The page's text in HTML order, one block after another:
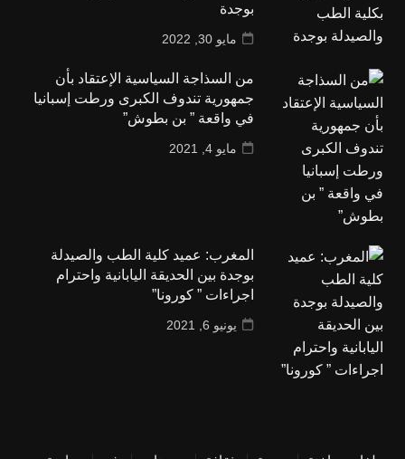
بوجدة
مايو 30, 2022
من السذاجة السياسية الإعتقاد بأن
جمهورية تندوف الكبرى ورطت إسبانيا
في واقعة ” بن بطوش”
مايو 4, 2021
المغرب: عميد كلية الطب والصيدلة
بوجدة بين الحديقة اليابانية واحترام
اجراءات ” كورونا”
يونيو 6, 2021